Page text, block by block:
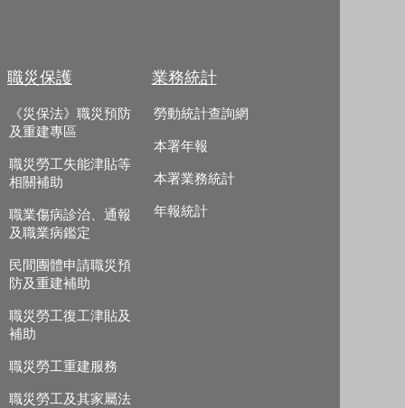
職災保護
《災保法》職災預防
及重建專區
職災勞工失能津貼等
相關補助
職業傷病診治、通報
及職業病鑑定
民間團體申請職災預
防及重建補助
職災勞工復工津貼及
補助
職災勞工重建服務
職災勞工及其家屬法
業務統計
勞動統計查詢網
本署年報
本署業務統計
年報統計